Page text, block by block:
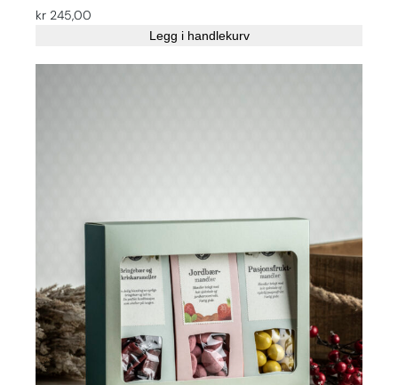
kr245,00
Legg i handlekurv